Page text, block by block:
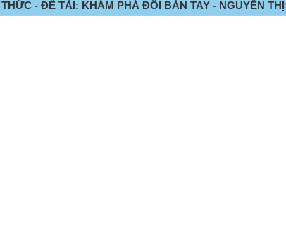
- ĐỀ TÀI: KHÁM PHÁ ĐÔI BÀN TAY - NGUYỄN